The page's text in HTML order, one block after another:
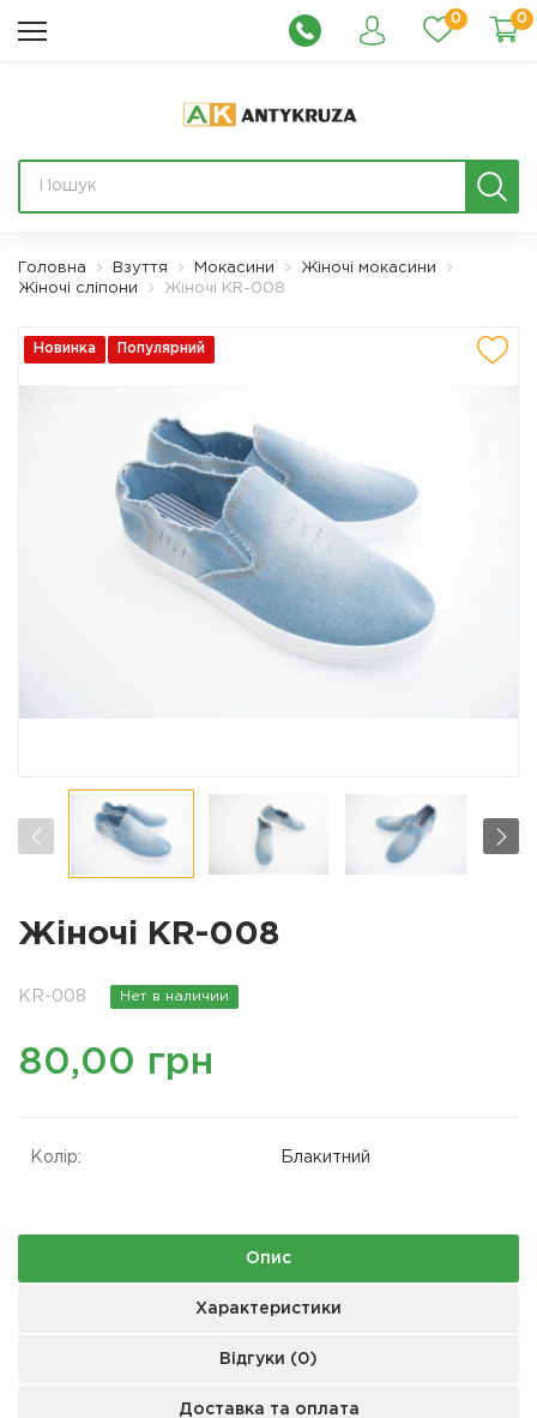
0 0
Головна Взуття Мокасини
Жіночі мокасини
Жіночі сліпони
Жіночі KR-008
Новинка Популярний
Жіночі KR-008
KR-008 Нет в наличии
80,00 грн
Колір: Блакитний
Опис
Характеристики
Відгуки (0)
Доставка та оплата